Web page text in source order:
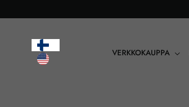
VERKKOKAUPPA